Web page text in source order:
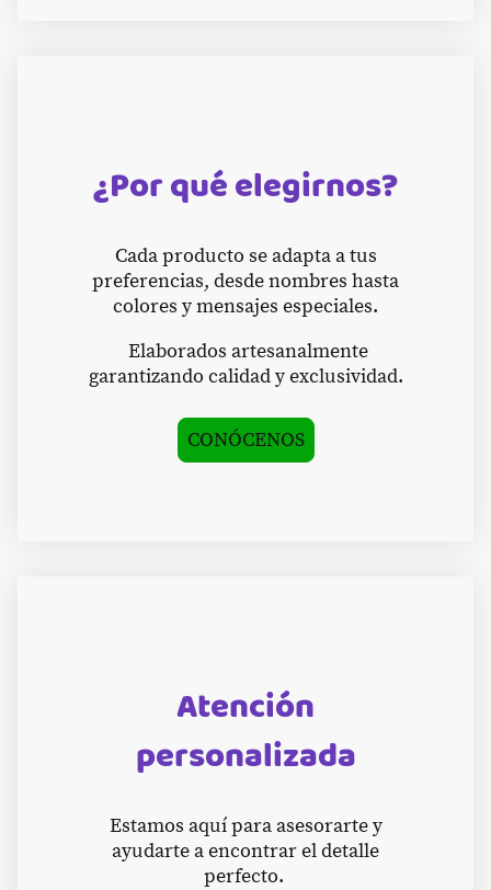
¿Por qué elegirnos?
Cada producto se adapta a tus
preferencias, desde nombres hasta
colores y mensajes especiales.
Elaborados artesanalmente
garantizando calidad y exclusividad.
CONÓCENOS
Atención
personalizada
Estamos aquí para asesorarte y
ayudarte a encontrar el detalle
perfecto.